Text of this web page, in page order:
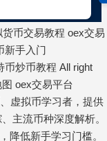
货币交易教程 oex交易
新手入门
币炒币教程 All right
oex交易平台
虚拟币学习者，提供
主流币种深度解析。
降低新手学习门槛。